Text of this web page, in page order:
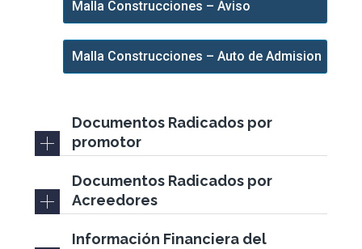
Malla Construcciones – Aviso
Malla Construcciones – Auto de Admision
Documentos Radicados por
promotor
Documentos Radicados por
Acreedores
Información Financiera del